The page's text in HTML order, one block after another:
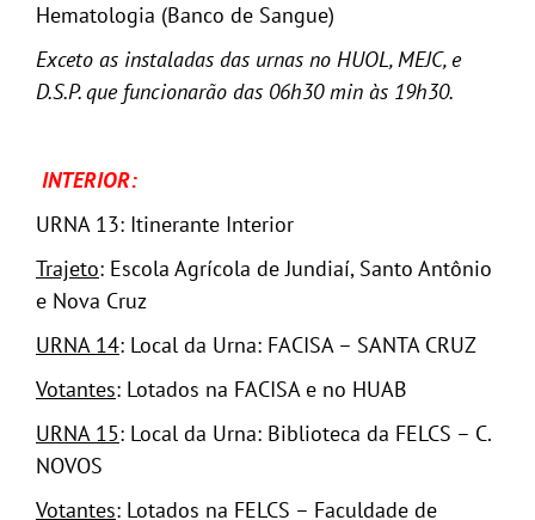
Hematologia (Banco de Sangue)
Exceto as instaladas das urnas no HUOL, MEJC, e
D.S.P. que funcionarão das 06h30 min às 19h30.
INTERIOR:
URNA 13: Itinerante Interior
Trajeto: Escola Agrícola de Jundiaí, Santo Antônio
e Nova Cruz
URNA 14: Local da Urna: FACISA – SANTA CRUZ
Votantes: Lotados na FACISA e no HUAB
URNA 15: Local da Urna: Biblioteca da FELCS – C.
NOVOS
Votantes: Lotados na FELCS – Faculdade de